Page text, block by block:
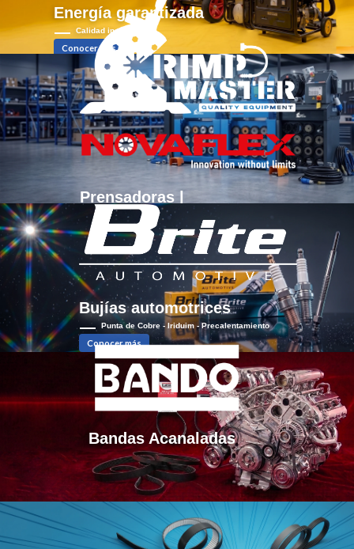
Energía garantizada
Calidad insuperable.
Conocer más
Prensadoras |
Crimpadoras
Distribuidores autorizados de Crimpmaster y Novaflex
Conocer más
Bujías automotrices
Punta de Cobre - Iriduim - Precalentamiento
Conocer más
Bandas Acanaladas